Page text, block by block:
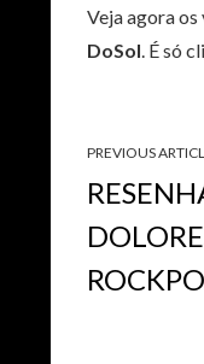
Veja agora os
DoSol. É só
PREVIOUS